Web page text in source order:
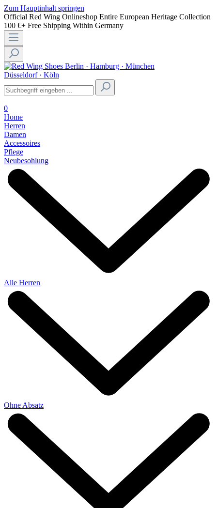
Zum Hauptinhalt springen
Official Red Wing Onlineshop Entire European Heritage Collection
100 €+ Free Shipping Within Germany
Berlin · Hamburg · München
Düsseldorf · Köln
0
Home
Herren
Damen
Accessoires
Pflege
Neubesohlung
Alle Herren
Ohne Absatz